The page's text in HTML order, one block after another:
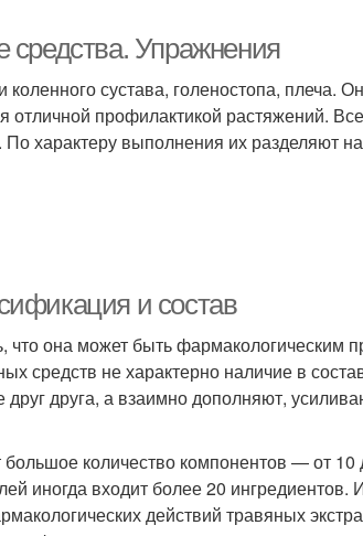
средства. Упражнения
сустава, голеностопа, плеча.
отличной профилактикой растяжений.
характеру выполнения их разделяют
и состав
она может быть фармакологическим
средств не характерно наличие в
друга, а взаимно дополняют,
количество компонентов — от 10
иногда входит более 20 ингредиентов.
действий травяных